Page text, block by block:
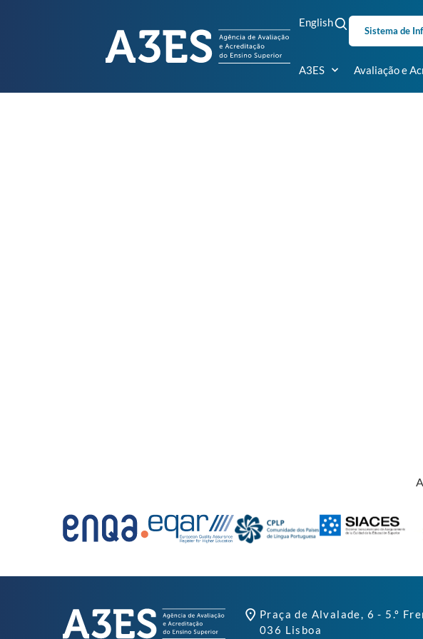
English
Sistema de
A3ES Avaliação e
Praça de Alvalade, 6 - 5.º
036 Lisboa